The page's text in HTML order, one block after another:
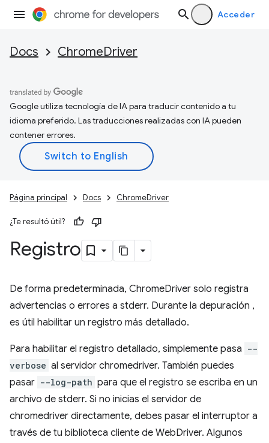
Acceder
Docs ChromeDriver
Google utiliza tecnología de IA para traducir contenido a tu
idioma preferido. Las traducciones realizadas con IA pueden
contener errores.
Página principal Docs ChromeDriver
¿Te resultó útil?
Registro
De forma predeterminada, ChromeDriver solo registra
advertencias o errores a stderr. Durante la depuración ,
es útil habilitar un registro más detallado.
Para habilitar el registro detallado, simplemente pasa --
verbose al servidor chromedriver. También puedes
pasar --log-path para que el registro se escriba en un
archivo de stderr. Si no inicias el servidor de
chromedriver directamente, debes pasar el interruptor a
través de tu biblioteca cliente de WebDriver. Algunos